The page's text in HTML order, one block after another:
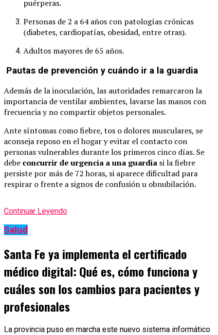
puérperas.
Personas de 2 a 64 años con patologías crónicas
(diabetes, cardiopatías, obesidad, entre otras).
Adultos mayores de 65 años.
Pautas de prevención y cuándo ir a la guardia
Además de la inoculación, las autoridades remarcaron la
importancia de ventilar ambientes, lavarse las manos con
frecuencia y no compartir objetos personales.
Ante síntomas como fiebre, tos o dolores musculares, se
aconseja reposo en el hogar y evitar el contacto con
personas vulnerables durante los primeros cinco días. Se
debe concurrir de urgencia a una guardia si la fiebre
persiste por más de 72 horas, si aparece dificultad para
respirar o frente a signos de confusión u obnubilación.
Continuar Leyendo
Salud
Santa Fe ya implementa el certificado
médico digital: Qué es, cómo funciona y
cuáles son los cambios para pacientes y
profesionales
La provincia puso en marcha este nuevo sistema informático